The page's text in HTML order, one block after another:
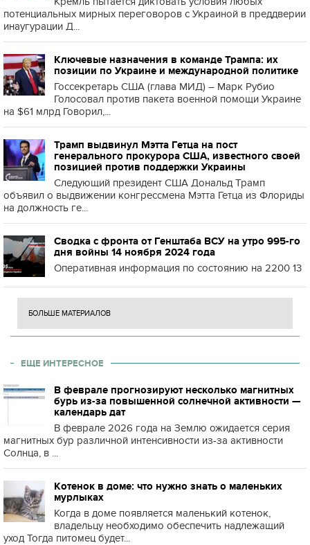
потенциальных мирных переговоров с Украиной в преддверии
инаугурации Д...
Ключевые назначения в команде Трампа: их
позиции по Украине и международной политике
Госсекретарь США (глава МИД) – Марк Рубио
Голосовал против пакета военной помощи Украине
на $61 млрд Говорил,...
Трамп выдвинул Мэтта Гетца на пост
генерального прокурора США, известного своей
позицией против поддержки Украины
Следующий президент США Дональд Трамп
объявил о выдвижении конгрессмена Мэтта Гетца из Флориды
на должность ге...
Сводка с фронта от Генштаба ВСУ на утро 995-го
дня войны 14 ноября 2024 года
Оперативная информация по состоянию на 2200 13
БОЛЬШЕ МАТЕРИАЛОВ
ЕЩЕ ИНТЕРЕСНОЕ
В феврале прогнозируют несколько магнитных
бурь из-за повышенной солнечной активности —
календарь дат
В феврале 2026 года на Землю ожидается серия
магнитных бур различной интенсивности из-за активности
Солнца, в ...
Котенок в доме: что нужно знать о маленьких
мурлыках
Когда в доме появляется маленький котенок,
владельцу необходимо обеспечить надлежащий
уход Тогда питомец будет...